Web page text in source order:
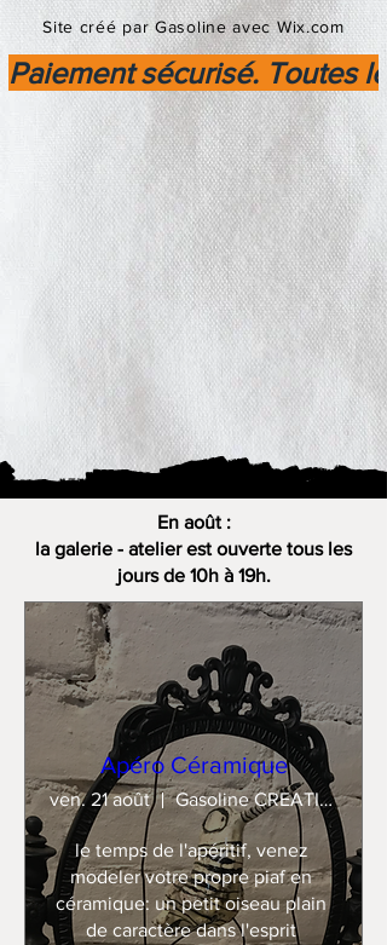
Site créé par Gasoline avec Wix.com
Paiement sécurisé. Toutes
En août :
la galerie - atelier est ouverte tous les
jours de 10h à 19h.
Apéro Céramique
ven. 21 août Gasoline CREATION
le temps de l'apéritif, venez
modeler votre propre piaf en
céramique: un petit oiseau plain
de caractère dans l'esprit